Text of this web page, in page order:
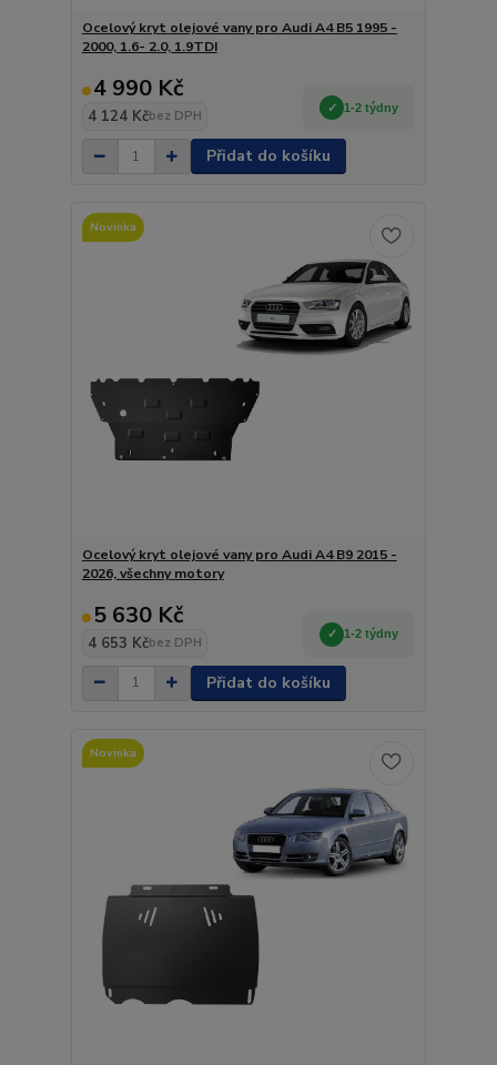
Ocelový kryt olejové vany pro Audi A4 B5 1995 -
2000, 1.6- 2.0, 1.9TDI
4 990 Kč
4 124 Kčbez DPH
1-2 týdny
Přidat do košíku
Novinka
Ocelový kryt olejové vany pro Audi A4 B9 2015 -
2026, všechny motory
5 630 Kč
4 653 Kčbez DPH
1-2 týdny
Přidat do košíku
Novinka